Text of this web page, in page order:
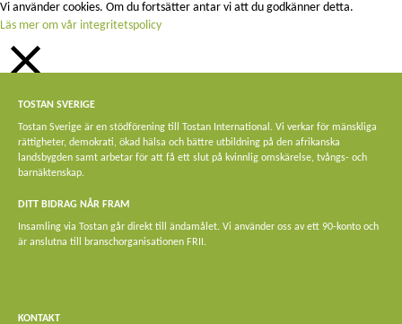
TOSTAN SVERIGE
Tostan Sverige är en stödförening till Tostan International. Vi verkar för mänskliga
rättigheter, demokrati, ökad hälsa och bättre utbildning på den afrikanska
landsbygden samt arbetar för att få ett slut på kvinnlig omskärelse, tvångs- och
barnäktenskap.
DITT BIDRAG NÅR FRAM
Insamling via Tostan går direkt till ändamålet. Vi använder oss av ett 90-konto och
är anslutna till branschorganisationen FRII.
KONTAKT
Vi använder cookies. Om du fortsätter antar vi att du godkänner detta.
Läs mer om vår integritetspolicy
STÄNG
Privacy Overview
This website uses cookies to improve your experience while you navigate
through the website. Out of these, the cookies that are categorized as
basic functionalities of the website. We also use third-party cookies that help us
analyze and understand how you use this website. These cookies will be stored
in your browser only with your consent. You also have the option to opt-out of